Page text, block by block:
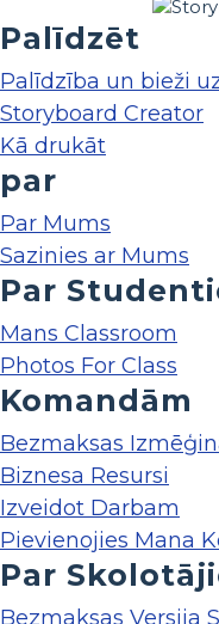
Palīdzēt
Palīdzība un bieži
Storyboard Creator
Kā drukāt
par
Par Mums
Sazinies ar Mums
Par
Mans Classroom
Photos For Class
Komandām
Bezmaksas
Biznesa Resursi
Izveidot Darbam
Pievienojies Mana
Par
Bezmaksas Versija